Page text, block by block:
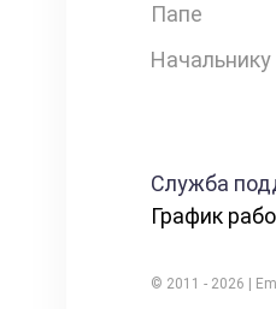
Папе
Начальнику
Служба
График
© 2011 - 2026 |